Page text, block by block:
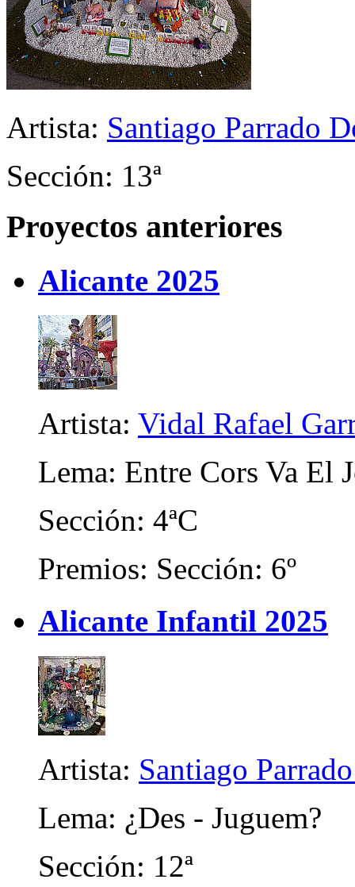
Artista: Santiago Parrado
Sección: 13ª
Proyectos anteriores
Alicante 2025
Artista: Vidal Rafael
Lema: Entre Cors Va El
Sección: 4ªC
Premios: Sección: 6º
Alicante Infantil 2025
Artista: Santiago
Lema: ¿Des - Juguem?
Sección: 12ª